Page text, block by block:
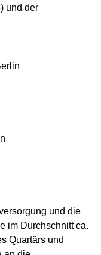
und der
und die
im Durchschnitt ca.
Quartärs und